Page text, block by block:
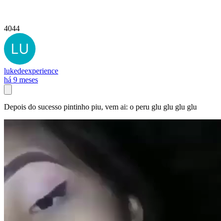
4044
lukedeexperience
há 9 meses
Depois do sucesso pintinho piu, vem ai: o peru glu glu glu glu